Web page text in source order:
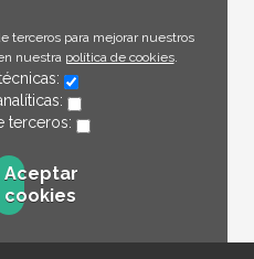
terceros para mejorar nuestros
nuestra política de cookies.
terceros:
Aceptar
cookies